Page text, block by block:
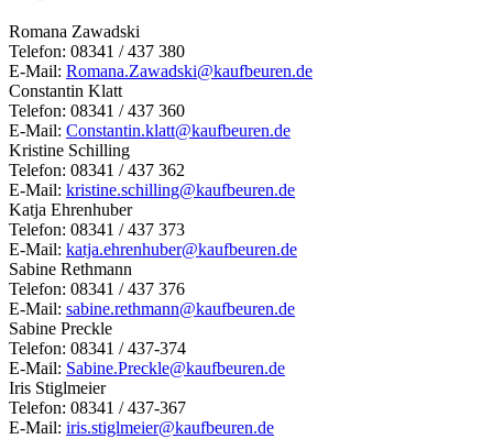
Romana Zawadski
Telefon: 08341 / 437 380
E-Mail: Romana.Zawadski@kaufbeuren.de
Constantin Klatt
Telefon: 08341 / 437 360
E-Mail: Constantin.klatt@kaufbeuren.de
Kristine Schilling
Telefon: 08341 / 437 362
E-Mail: kristine.schilling@kaufbeuren.de
Katja Ehrenhuber
Telefon: 08341 / 437 373
E-Mail: katja.ehrenhuber@kaufbeuren.de
Sabine Rethmann
Telefon: 08341 / 437 376
E-Mail: sabine.rethmann@kaufbeuren.de
Sabine Preckle
Telefon: 08341 / 437-374
E-Mail: Sabine.Preckle@kaufbeuren.de
Iris Stiglmeier
Telefon: 08341 / 437-367
E-Mail: iris.stiglmeier@kaufbeuren.de